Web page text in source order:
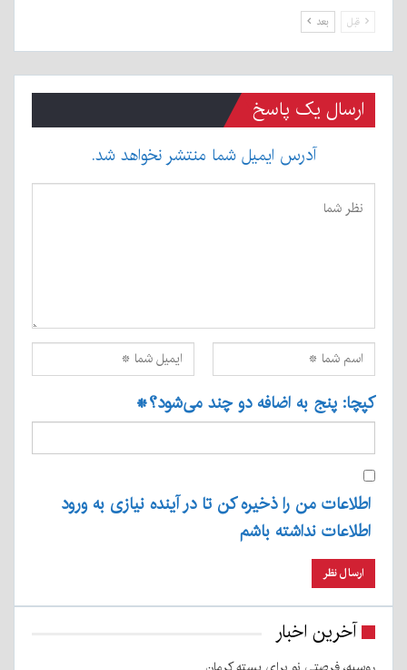
قبل بعد
ارسال یک پاسخ
آدرس ایمیل شما منتشر نخواهد شد.
کپچا: پنج به اضافه دو چند می‌شود؟*
اطلاعات من را ذخیره کن تا در آینده نیازی به ورود
اطلاعات نداشته باشم
آخرین اخبار